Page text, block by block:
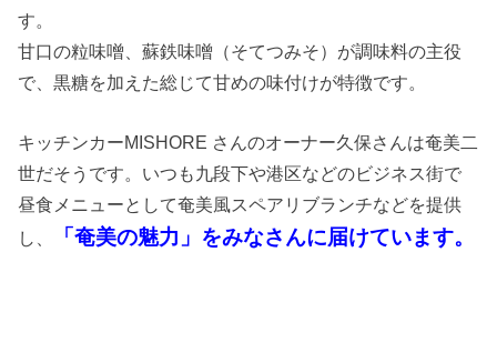
す。
甘口の粒味噌、蘇鉄味噌（そてつみそ）が調味料の主役
で、黒糖を加えた総じて甘めの味付けが特徴です。
キッチンカーMISHORE さんのオーナー久保さんは奄美二
世だそうです。いつも九段下や港区などのビジネス街で
昼食メニューとして奄美風スペアリブランチなどを提供
し、
「奄美の魅力」をみなさんに届けています。